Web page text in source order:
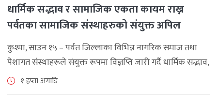
धार्मिक सद्भाव र सामाजिक एकता कायम राख्न
पर्वतका सामाजिक संस्थाहरुको संयुक्त अपिल
कुश्मा, साउन १५ – पर्वत जिल्लाका विभिन्न नागरिक समाज तथा
पेशागत संस्थाहरूले संयुक्त रूपमा विज्ञप्ति जारी गर्दै धार्मिक सद्भाव,
सामाजिक एकता र कानुनी शासन कायम राख्न सबै पक्षलाई संयमता
१ हप्ता अगाडि